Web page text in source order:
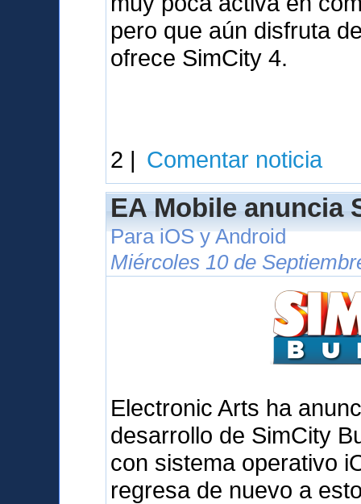
pero que aún disfruta
ofrece SimCity 4.
2 | Comentar noticia
EA Mobile anuncia
Para iOS y Android
Miércoles 10 de
Electronic Arts ha
desarrollo de SimCity
con sistema operativo
regresa de nuevo a